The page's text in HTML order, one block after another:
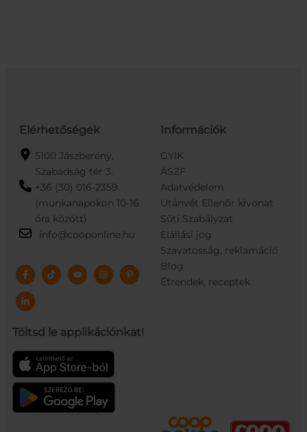
Elérhetőségek
5100 Jászberény,
Szabadság tér 3.
+36 (30) 016-2359
(munkanapokon 10-16
óra között)
info@cooponline.hu
Töltsd le applikációnkat!
Információk
GYIK
ÁSZF
Adatvédelem
Utánvét Ellenőr kivonat
Süti Szabályzat
Elállási jog
Szavatosság, reklamáció
Blog
Étrendek, receptek